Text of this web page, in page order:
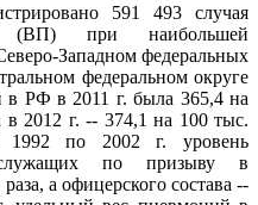
591 493 случая
(ВП) при наибольшей
Западном федеральных
федеральном округе
в РФ в 2011 г. была 365,4 на
в 2012 г. -- 374,1 на 100 тыс.
1992 по 2002 г. уровень
по призыву в
а офицерского состава --